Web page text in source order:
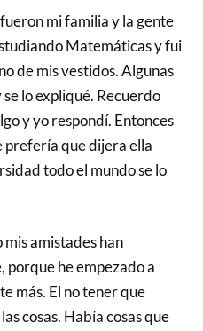
mi familia y la gente
Matemáticas y fui
de mis vestidos. Algunas
lo expliqué. Recuerdo
y yo respondí. Entonces
prefería que dijera ella
todo el mundo se lo
amistades han
he empezado a
más. El no tener que
cosas. Había cosas que